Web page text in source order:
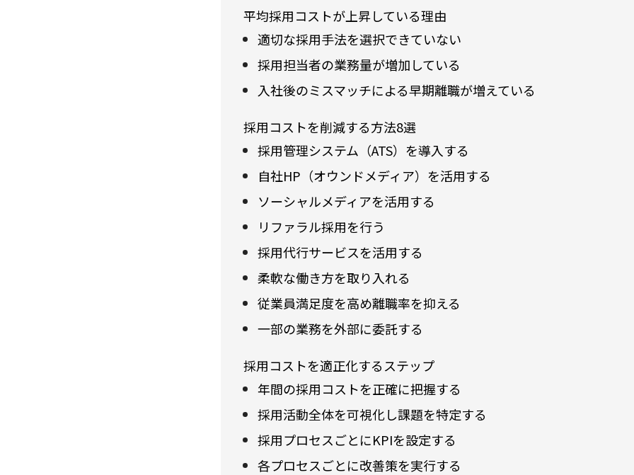
平均採用コストが上昇している理由
適切な採用手法を選択できていない
採用担当者の業務量が増加している
入社後のミスマッチによる早期離職が増えている
採用コストを削減する方法8選
採用管理システム（ATS）を導入する
自社HP（オウンドメディア）を活用する
ソーシャルメディアを活用する
リファラル採用を行う
採用代行サービスを活用する
柔軟な働き方を取り入れる
従業員満足度を高め離職率を抑える
一部の業務を外部に委託する
採用コストを適正化するステップ
年間の採用コストを正確に把握する
採用活動全体を可視化し課題を特定する
採用プロセスごとにKPIを設定する
各プロセスごとに改善策を実行する